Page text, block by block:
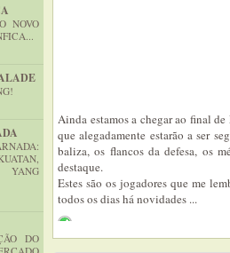
NOVO
YANG
DO
Ainda estamos a chegar ao final
que alegadamente estarão a ser
baliza, os flancos da defesa, os
destaque.
Estes são os jogadores que me
todos os dias há novidades ...